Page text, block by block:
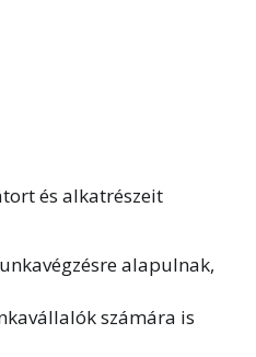
és alkatrészeit
alapulnak,
számára is